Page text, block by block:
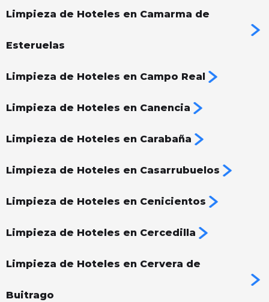
Limpieza de Hoteles en Camarma de
Esteruelas
Limpieza de Hoteles en Campo Real
Limpieza de Hoteles en Canencia
Limpieza de Hoteles en Carabaña
Limpieza de Hoteles en Casarrubuelos
Limpieza de Hoteles en Cenicientos
Limpieza de Hoteles en Cercedilla
Limpieza de Hoteles en Cervera de
Buitrago